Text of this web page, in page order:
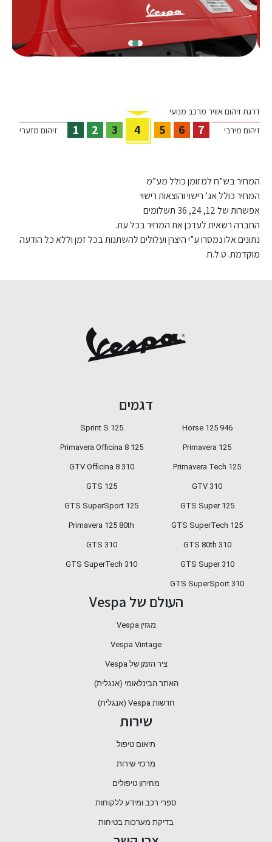
דרגת זיהום אוויר מרכב מנועי
זיהום מירבי
7
6
5
4
3
2
1 זיהום מזערי
המחיר בש”ח למזומן כולל מע”מ
המחיר כולל אג’ רישוי והוצאות רישוי
אפשרות של 12, 24, 36 תשלומים
החברה רשאית לעדכן את המחיר בכל עת.
נתונים אלו נמסרו ע”י היצרן ועלולים להשתנות בכל זמן וללא כל הודעה
מוקדמת. ט.ל.ח.
דגמים
946 Horse 125
Sprint S 125
Primavera 125
Primavera Officina 8 125
Primavera Tech 125
GTV Officina 8 310
GTV 310
GTS 125
GTS Super 125
GTS SuperSport 125
GTS SuperTech 125
Primavera 125 80th
GTS 80th 310
GTS 310
GTS Super 310
310 GTS SuperTech
GTS SuperSport 310
העולם של Vespa
מגזין Vespa
Vespa Vintage
ציר הזמן של Vespa
האתר הבינלאומי (אנגלית)
חדשות Vespa (אנגלית)
שירות
תיאום טיפול
מרכזי שירות
מחירון טיפולים
ספרי רכב ומידע ללקוחות
בדיקת מערכות בטיחות